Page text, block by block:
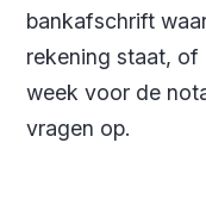
bankafschrift
rekening staat, of
week voor de
vragen op.